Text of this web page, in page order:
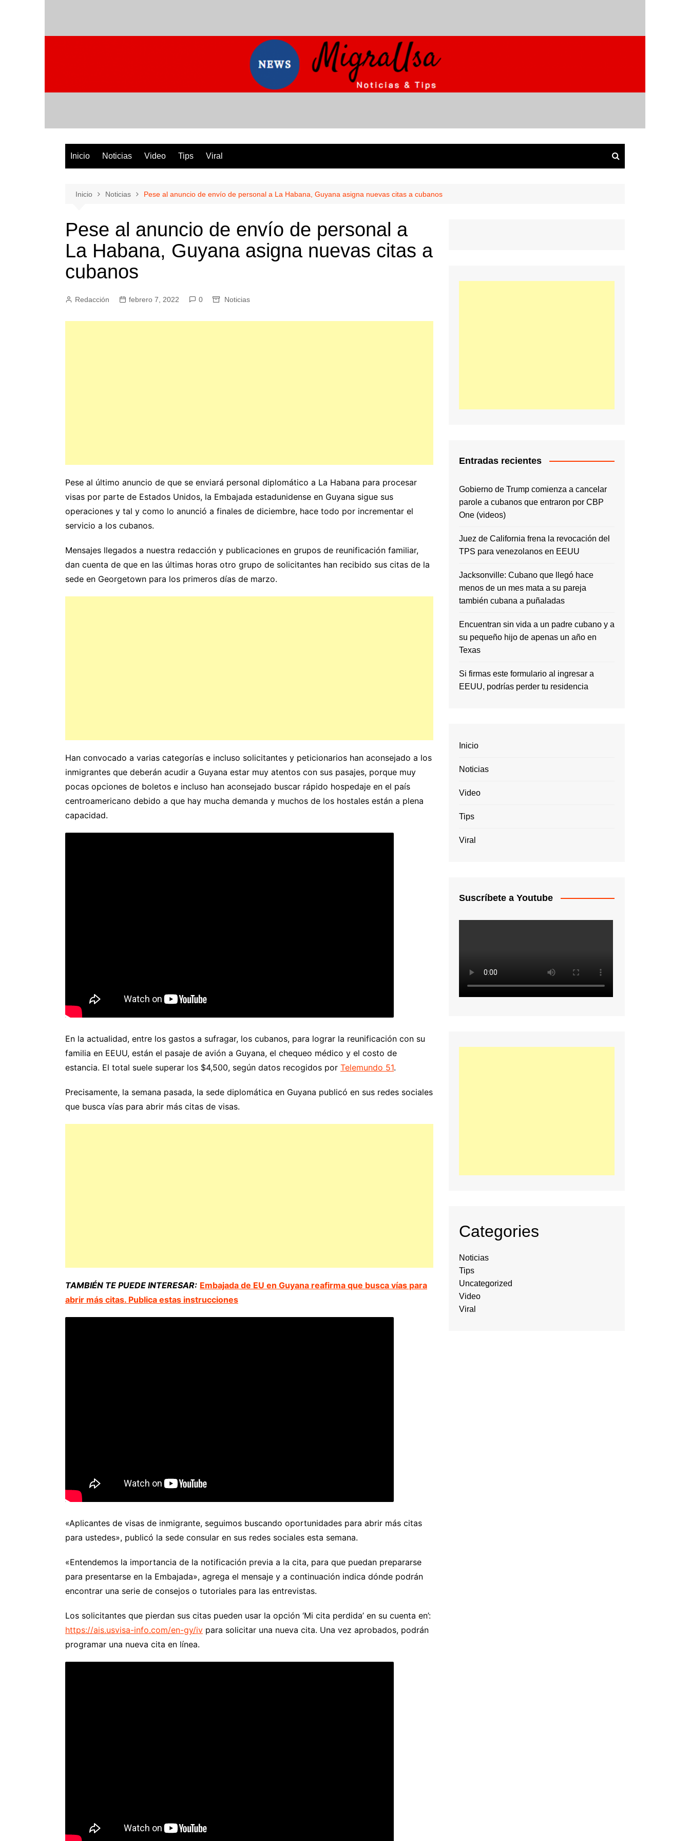
Inicio Noticias Video Tips Viral
Inicio Noticias Pese al anuncio de envío de personal a La Habana, Guyana asigna nuevas citas a cubanos
Pese al anuncio de envío de personal a
La Habana, Guyana asigna nuevas citas a
cubanos
Redacción febrero 7, 2022 0 Noticias
Pese al último anuncio de que se enviará personal diplomático a La Habana para procesar
visas por parte de Estados Unidos, la Embajada estadunidense en Guyana sigue sus
operaciones y tal y como lo anunció a finales de diciembre, hace todo por incrementar el
servicio a los cubanos.
Mensajes llegados a nuestra redacción y publicaciones en grupos de reunificación familiar,
dan cuenta de que en las últimas horas otro grupo de solicitantes han recibido sus citas de la
sede en Georgetown para los primeros días de marzo.
Han convocado a varias categorías e incluso solicitantes y peticionarios han aconsejado a los
inmigrantes que deberán acudir a Guyana estar muy atentos con sus pasajes, porque muy
pocas opciones de boletos e incluso han aconsejado buscar rápido hospedaje en el país
centroamericano debido a que hay mucha demanda y muchos de los hostales están a plena
capacidad.
En la actualidad, entre los gastos a sufragar, los cubanos, para lograr la reunificación con su
familia en EEUU, están el pasaje de avión a Guyana, el chequeo médico y el costo de
estancia. El total suele superar los $4,500, según datos recogidos por Telemundo 51.
Precisamente, la semana pasada, la sede diplomática en Guyana publicó en sus redes sociales
que busca vías para abrir más citas de visas.
TAMBIÉN TE PUEDE INTERESAR: Embajada de EU en Guyana reafirma que busca vías para
abrir más citas. Publica estas instrucciones
«Aplicantes de visas de inmigrante, seguimos buscando oportunidades para abrir más citas
para ustedes», publicó la sede consular en sus redes sociales esta semana.
«Entendemos la importancia de la notificación previa a la cita, para que puedan prepararse
para presentarse en la Embajada», agrega el mensaje y a continuación indica dónde podrán
encontrar una serie de consejos o tutoriales para las entrevistas.
Los solicitantes que pierdan sus citas pueden usar la opción ‘Mi cita perdida’ en su cuenta en’:
https://ais.usvisa-info.com/en-gy/iv para solicitar una nueva cita. Una vez aprobados, podrán
programar una nueva cita en línea.
Entradas recientes
Gobierno de Trump comienza a cancelar
parole a cubanos que entraron por CBP
One (videos)
Juez de California frena la revocación del
TPS para venezolanos en EEUU
Jacksonville: Cubano que llegó hace
menos de un mes mata a su pareja
también cubana a puñaladas
Encuentran sin vida a un padre cubano y a
su pequeño hijo de apenas un año en
Texas
Si firmas este formulario al ingresar a
EEUU, podrías perder tu residencia
Inicio
Noticias
Video
Tips
Viral
Suscríbete a Youtube
Categories
Noticias
Tips
Uncategorized
Video
Viral